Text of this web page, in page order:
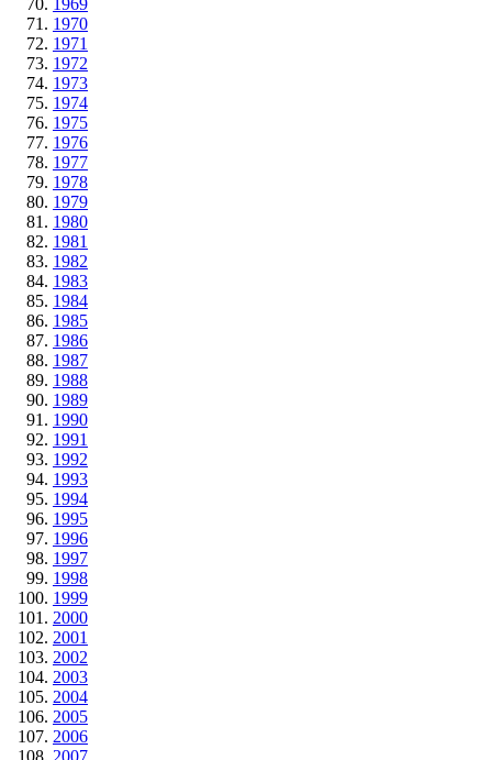
1969
1970
1971
1972
1973
1974
1975
1976
1977
1978
1979
1980
1981
1982
1983
1984
1985
1986
1987
1988
1989
1990
1991
1992
1993
1994
1995
1996
1997
1998
1999
2000
2001
2002
2003
2004
2005
2006